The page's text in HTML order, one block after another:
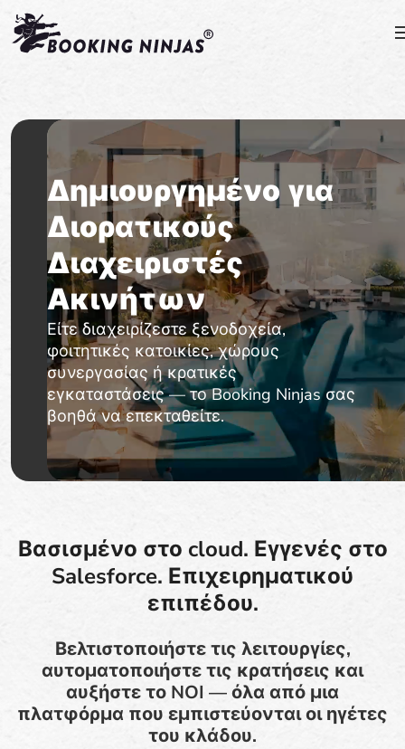
Δημιουργημένο για
Διορατικούς
Διαχειριστές
Ακινήτων
Είτε διαχειρίζεστε ξενοδοχεία,
φοιτητικές κατοικίες, χώρους
συνεργασίας ή κρατικές
εγκαταστάσεις — το Booking Ninjas σας
βοηθά να επεκταθείτε.
Βασισμένο στο cloud. Εγγενές στο
Salesforce. Επιχειρηματικού
επιπέδου.
Βελτιστοποιήστε τις λειτουργίες,
αυτοματοποιήστε τις κρατήσεις και
αυξήστε το NOI — όλα από μια
πλατφόρμα που εμπιστεύονται οι ηγέτες
του κλάδου.